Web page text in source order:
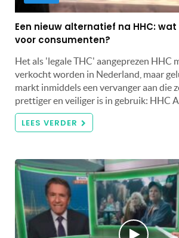
Een nieuw alternatief na HHC:
voor consumenten?
Het als 'legale THC' aangeprezen HHC
verkocht worden in Nederland, maar
markt inmiddels een vervanger aan die
prettiger en veiliger is in gebruik: HHC
LEES VERDER